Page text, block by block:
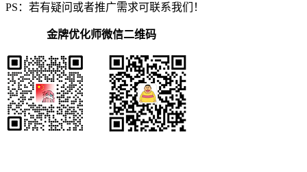
PS：若有疑问或者推广需求可联系我们！
金牌优化师微信二维码